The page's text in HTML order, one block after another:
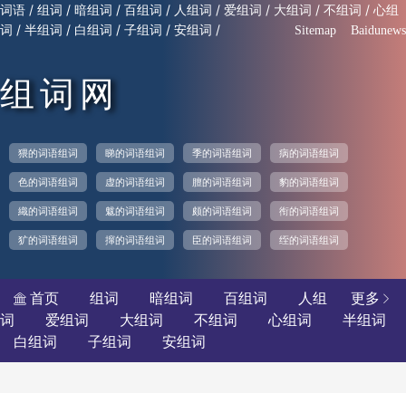
词语 / 组词 / 暗组词 / 百组词 / 人组词 / 爱组词 / 大组词 / 不组词 / 心组
词 / 半组词 / 白组词 / 子组词 / 安组词 / Sitemap Baidunews
组词网
猥的词语组词 睇的词语组词 季的词语组词 病的词语组词
色的词语组词 虚的词语组词 膻的词语组词 豹的词语组词
織的词语组词 魃的词语组词 颇的词语组词 衔的词语组词
犷的词语组词 撺的词语组词 臣的词语组词 绖的词语组词
更多 
 首页 组词 暗组词 百组词
人组
词
爱组词 大组词 不组词 心组词
半组词
白组词
子组词 安组词